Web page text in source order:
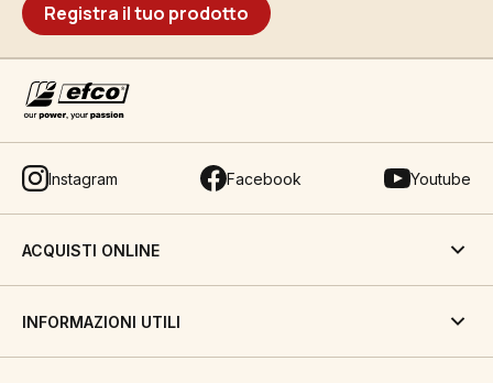
Registra il tuo prodotto
Instagram Facebook Youtube
ACQUISTI ONLINE
INFORMAZIONI UTILI